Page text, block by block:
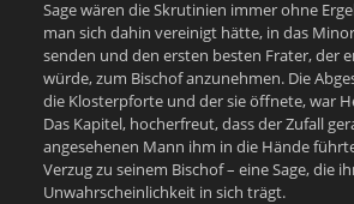
Sage wären die Skrutinien immer ohne
man sich dahin vereinigt hätte, in das
senden und den ersten besten Frater, der
würde, zum Bischof anzunehmen. Die
die Klosterpforte und der sie öffnete, war
Das Kapitel, hocherfreut, dass der Zufall
angesehenen Mann ihm in die Hände
Verzug zu seinem Bischof – eine Sage, die
Unwahrscheinlichkeit in sich trägt.